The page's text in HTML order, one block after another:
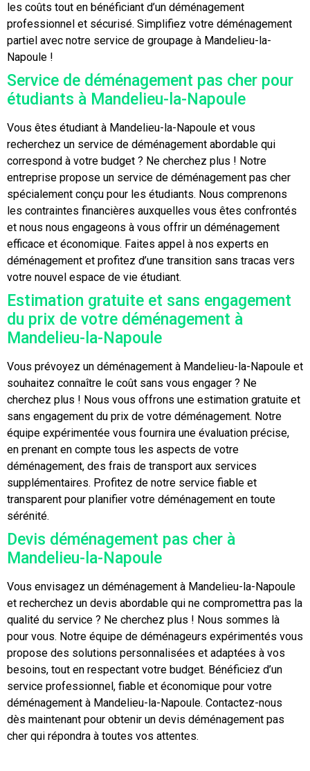
les coûts tout en bénéficiant d’un déménagement
professionnel et sécurisé. Simplifiez votre déménagement
partiel avec notre service de groupage à Mandelieu-la-
Napoule !
Service de déménagement pas cher pour
étudiants à Mandelieu-la-Napoule
Vous êtes étudiant à Mandelieu-la-Napoule et vous
recherchez un service de déménagement abordable qui
correspond à votre budget ? Ne cherchez plus ! Notre
entreprise propose un service de déménagement pas cher
spécialement conçu pour les étudiants. Nous comprenons
les contraintes financières auxquelles vous êtes confrontés
et nous nous engageons à vous offrir un déménagement
efficace et économique. Faites appel à nos experts en
déménagement et profitez d’une transition sans tracas vers
votre nouvel espace de vie étudiant.
Estimation gratuite et sans engagement
du prix de votre déménagement à
Mandelieu-la-Napoule
Vous prévoyez un déménagement à Mandelieu-la-Napoule et
souhaitez connaître le coût sans vous engager ? Ne
cherchez plus ! Nous vous offrons une estimation gratuite et
sans engagement du prix de votre déménagement. Notre
équipe expérimentée vous fournira une évaluation précise,
en prenant en compte tous les aspects de votre
déménagement, des frais de transport aux services
supplémentaires. Profitez de notre service fiable et
transparent pour planifier votre déménagement en toute
sérénité.
Devis déménagement pas cher à
Mandelieu-la-Napoule
Vous envisagez un déménagement à Mandelieu-la-Napoule
et recherchez un devis abordable qui ne compromettra pas la
qualité du service ? Ne cherchez plus ! Nous sommes là
pour vous. Notre équipe de déménageurs expérimentés vous
propose des solutions personnalisées et adaptées à vos
besoins, tout en respectant votre budget. Bénéficiez d’un
service professionnel, fiable et économique pour votre
déménagement à Mandelieu-la-Napoule. Contactez-nous
dès maintenant pour obtenir un devis déménagement pas
cher qui répondra à toutes vos attentes.